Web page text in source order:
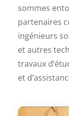
sommes
partenaires
ingénieurs
et autres
travaux
et